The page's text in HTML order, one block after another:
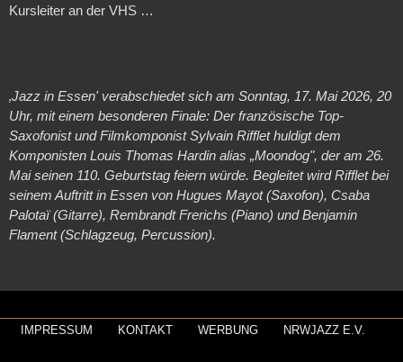
Kursleiter an der VHS …
‚Jazz in Essen' verabschiedet sich am Sonntag, 17. Mai 2026, 20
Uhr, mit einem besonderen Finale: Der französische Top-
Saxofonist und Filmkomponist Sylvain Rifflet huldigt dem
Komponisten Louis Thomas Hardin alias „Moondog", der am 26.
Mai seinen 110. Geburtstag feiern würde. Begleitet wird Rifflet bei
seinem Auftritt in Essen von Hugues Mayot (Saxofon), Csaba
Palotaï (Gitarre), Rembrandt Frerichs (Piano) und Benjamin
Flament (Schlagzeug, Percussion).
IMPRESSUM KONTAKT WERBUNG NRWJAZZ E.V.